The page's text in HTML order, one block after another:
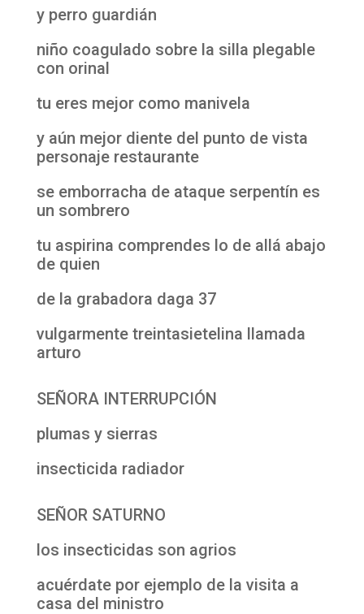
y perro guardián
niño coagulado sobre la silla plegable
con orinal
tu eres mejor como manivela
y aún mejor diente del punto de vista
personaje restaurante
se emborracha de ataque serpentín es
un sombrero
tu aspirina comprendes lo de allá abajo
de quien
de la grabadora daga 37
vulgarmente treintasietelina llamada
arturo
SEÑORA INTERRUPCIÓN
plumas y sierras
insecticida radiador
SEÑOR SATURNO
los insecticidas son agrios
acuérdate por ejemplo de la visita a
casa del ministro